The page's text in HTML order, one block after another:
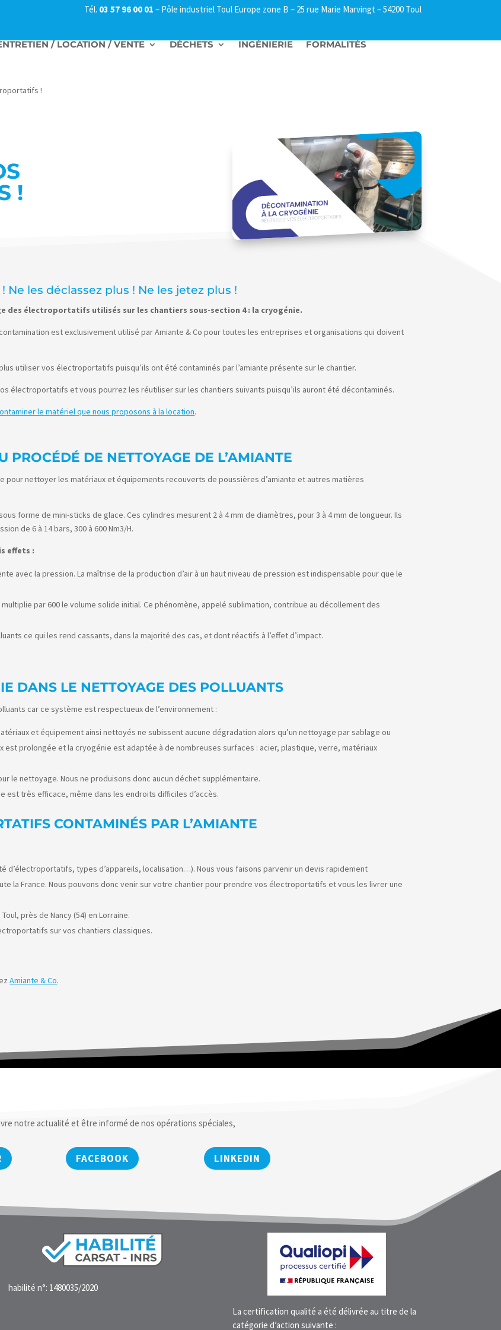
Tél. 03 57 96 00 01 – Pôle industriel Toul Europe zone B – 25 rue Marie Marvingt – 54200 Toul
/ LOCATION / VENTE DÉCHETS INGÉNIERIE FORMALITÉS
!
!
les déclassez plus ! Ne les jetez plus !
des électroportatifs utilisés sur les chantiers sous-section 4 : la cryogénie.
est exclusivement utilisé par Amiante & Co pour toutes les entreprises et organisations qui doivent
utiliser vos électroportatifs puisqu’ils ont été contaminés par l’amiante présente sur le chantier.
électroportatifs et vous pourrez les réutiliser sur les chantiers suivants puisqu’ils auront été décontaminés.
le matériel que nous proposons à la location.
PROCÉDÉ DE NETTOYAGE DE L’AMIANTE
pour nettoyer les matériaux et équipements recouverts de poussières d’amiante et autres matières
forme de mini-sticks de glace. Ces cylindres mesurent 2 à 4 mm de diamètres, pour 3 à 4 mm de longueur. Ils
de 6 à 14 bars, 300 à 600 Nm3/H.
effets :
avec la pression. La maîtrise de la production d’air à un haut niveau de pression est indispensable pour que le
par 600 le volume solide initial. Ce phénomène, appelé sublimation, contribue au décollement des
ce qui les rend cassants, dans la majorité des cas, et dont réactifs à l’effet d’impact.
DANS LE NETTOYAGE DES POLLUANTS
car ce système est respectueux de l’environnement :
et équipement ainsi nettoyés ne subissent aucune dégradation alors qu’un nettoyage par sablage ou
est prolongée et la cryogénie est adaptée à de nombreuses surfaces : acier, plastique, verre, matériaux
le nettoyage. Nous ne produisons donc aucun déchet supplémentaire.
est très efficace, même dans les endroits difficiles d’accès.
CONTAMINÉS PAR L’AMIANTE
d’électroportatifs, types d’appareils, localisation…). Nous vous faisons parvenir un devis rapidement
la France. Nous pouvons donc venir sur votre chantier pour prendre vos électroportatifs et vous les livrer une
près de Nancy (54) en Lorraine.
sur vos chantiers classiques.
Amiante & Co.
notre actualité et être informé de nos opérations spéciales,
FACEBOOK LINKEDIN
habilité n°: 1480035/2020
La certification qualité a été délivrée au titre de la
catégorie d’action suivante :